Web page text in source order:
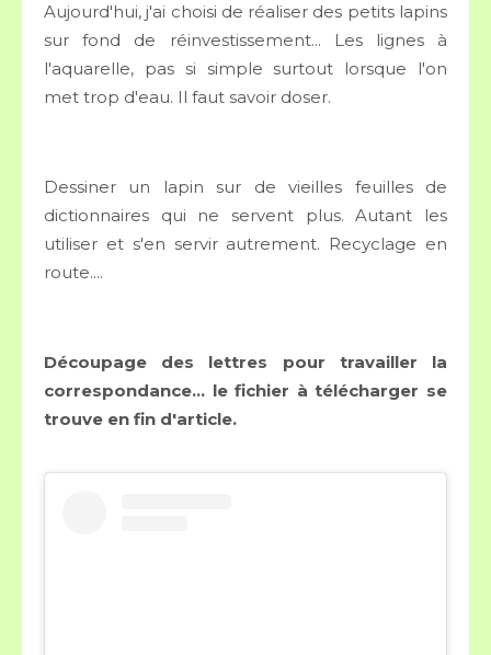
Aujourd'hui, j'ai choisi de réaliser des petits lapins
sur fond de réinvestissement... Les lignes à
l'aquarelle, pas si simple surtout lorsque l'on
met trop d'eau. Il faut savoir doser.
Dessiner un lapin sur de vieilles feuilles de
dictionnaires qui ne servent plus. Autant les
utiliser et s'en servir autrement. Recyclage en
route....
Découpage des lettres pour travailler la
correspondance... le fichier à télécharger se
trouve en fin d'article.